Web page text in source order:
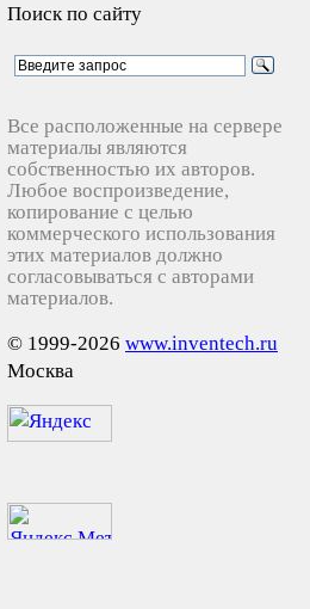
Поиск по сайту
Все расположенные на сервере
материалы являются
собственностью их авторов.
Любое воспроизведение,
копирование с целью
коммерческого использования
этих материалов должно
согласовываться с авторами
материалов.
© 1999-2026 www.inventech.ru
Москва